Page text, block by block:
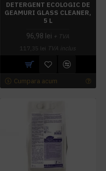
DETERGENT ECOLOGIC DE
GEAMURI GLASS CLEANER,
5 L
96,98 lei + TVA
117,35 lei TVA inclus
Cumpara acum